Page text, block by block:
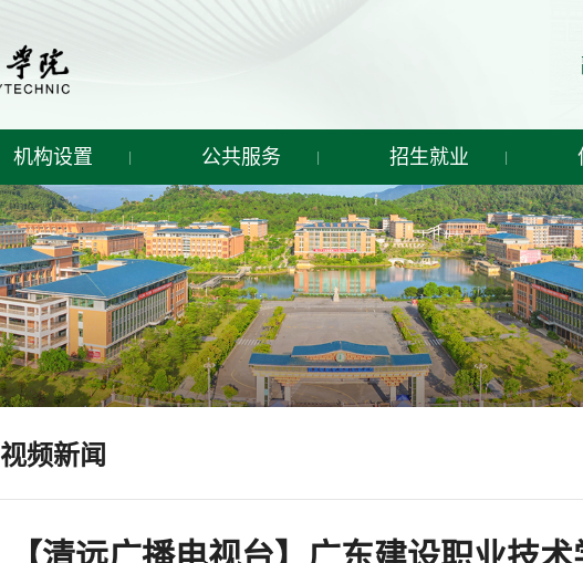
机构设置 公共服务 招生就业
视频新闻
【清远广播电视台】广东建设职业技